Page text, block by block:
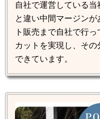
自社で運営している
と違い中間マージン
ト販売まで自社で行
カットを実現し、そ
できています。